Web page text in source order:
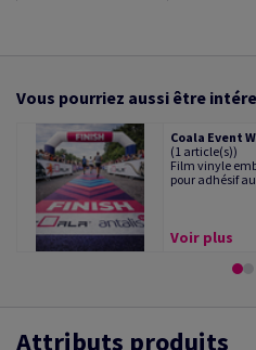
Vous pourriez aussi être
Coala Event
(1 article(s))
Film vinyle
pour adhésif
Voir plus
Attributs produits